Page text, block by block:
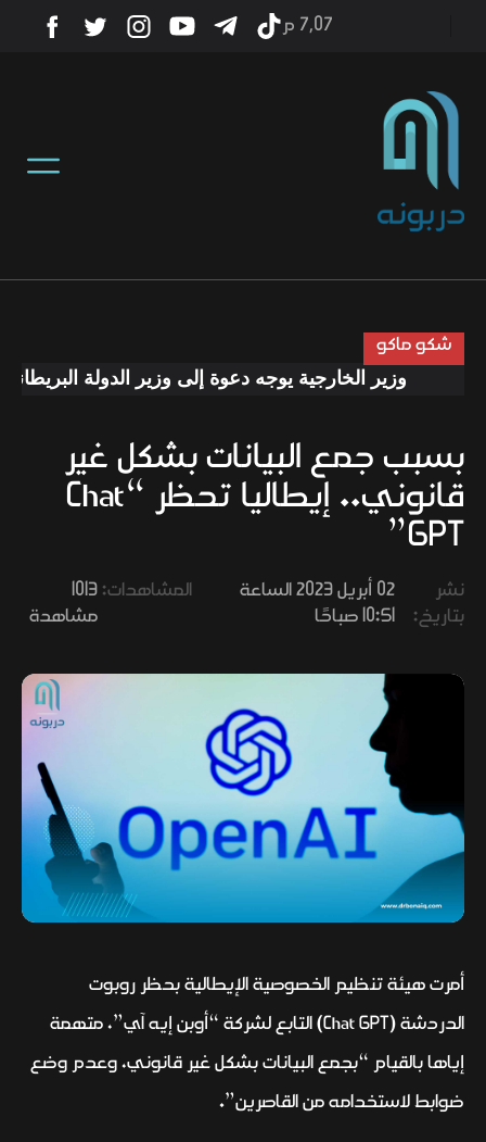
أخبار
رياضة
صحة
ثقافة
وفنون
7٫07 م
شكو ماكو
وزير الخارجية يوجه دعوة إلى وزير الدولة البريطاني
بسبب جمع البيانات بشكل غير
قانوني.. إيطاليا تحظر “Chat
GPT”
نشر
بتاريخ:
02 أبريل 2023 الساعة
10:51 صباحًا
المشاهدات:1013
مشاهدة
أمرت هيئة تنظيم الخصوصية الإيطالية بحظر روبوت
الدردشة (Chat GPT) التابع لشركة “أوبن إيه آي”، متهمة
إياها بالقيام “بجمع البيانات بشكل غير قانوني، وعدم وضع
ضوابط لاستخدامه من القاصرين”.